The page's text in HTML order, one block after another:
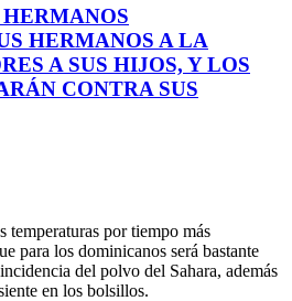
HERMANOS
HERMANOS A LA
A SUS HIJOS, Y LOS
CONTRA SUS
temperaturas por tiempo más
para los dominicanos será bastante
del polvo del Sahara, además
en los bolsillos.